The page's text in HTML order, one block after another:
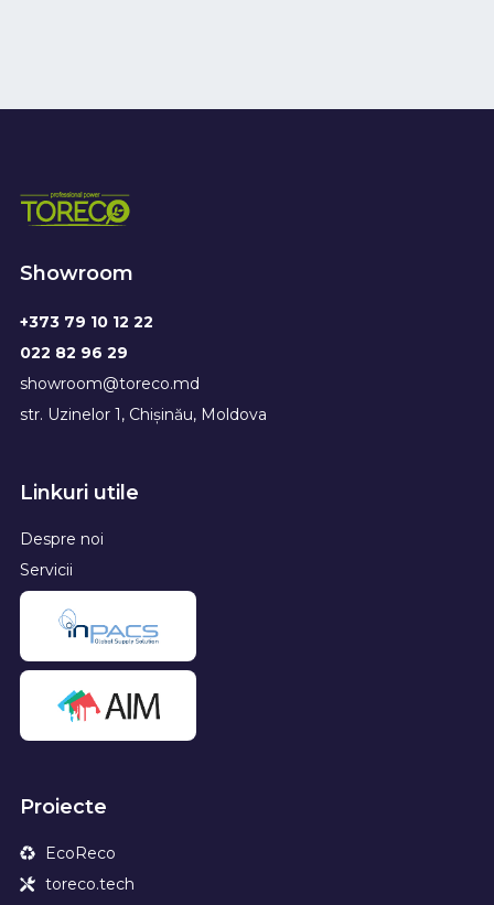
Showroom
+373 79 10 12 22
022 82 96 29
showroom@toreco.md
str. Uzinelor 1, Chișinău, Moldova
Linkuri utile
Despre noi
Servicii
Proiecte
EcoReco
toreco.tech